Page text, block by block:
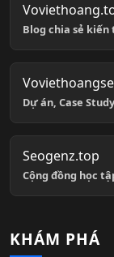
Blog chia sẻ kiến
Dự án, Case
Seogenz.top
Cộng đồng học
KHÁM PHÁ